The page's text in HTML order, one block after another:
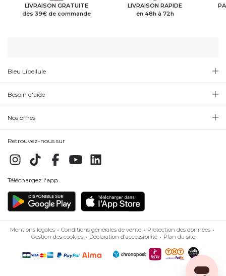
LIVRAISON GRATUITE
dès 39€ de commande
LIVRAISON RAPIDE
en 48h à 72h
Bleu Libellule
Besoin d'aide
Nos offres
Retrouvez-nous sur
Téléchargez l'app
Mentions légales Conditions générales de vente
Protection des données
Gestion des cookies
Déclaration d'accessibilité Plan du site